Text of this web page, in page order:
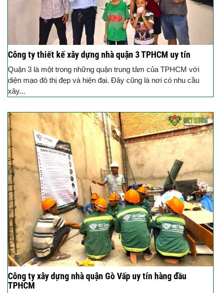
Công ty thiết kế xây dựng nhà quận 3 TPHCM uy tín
Quận 3 là một trong những quận trung tâm của TPHCM với
diện mạo đô thị đẹp và hiện đại. Đây cũng là nơi có nhu cầu
xây...
Công ty xây dựng nhà quận Gò Vấp uy tín hàng đầu
TPHCM